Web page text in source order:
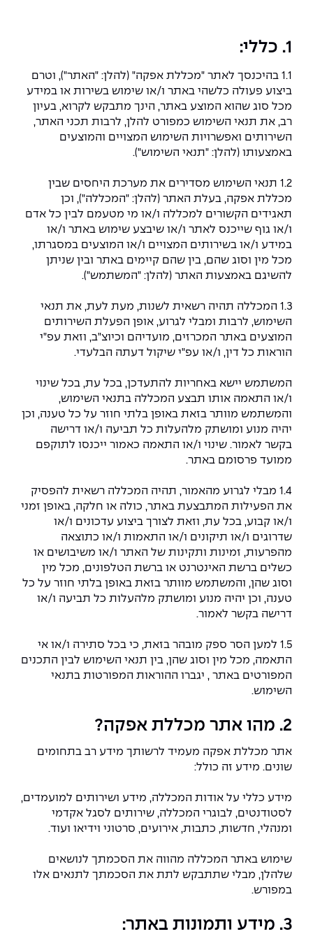
1. כללי:
1.1 בהיכנסך לאתר "מכללת אפקה" (להלן: "האתר"), וטרם
ביצוע פעולה כלשהי באתר ו/או שימוש בשירות או במידע
מכל סוג שהוא המוצע באתר, הינך מתבקש לקרוא, בעיון
רב, את תנאי השימוש כמפורט להלן, לרבות תכני האתר,
השירותים ואפשרויות השימוש המצויים והמוצעים
באמצעותו (להלן: "תנאי השימוש").
1.2 תנאי השימוש מסדירים את מערכת היחסים שבין
מכללת אפקה, בעלת האתר (להלן: "המכללה"), וכן
תאגידים הקשורים למכללה ו/או מי מטעמם לבין כל אדם
ו/או גוף שייכנס לאתר ו/או שיבצע שימוש באתר ו/או
במידע ו/או בשירותים המצויים ו/או המוצעים במסגרתו,
מכל מין וסוג שהם, בין שהם קיימים באתר ובין שניתן
להשיגם באמצעות האתר (להלן: "המשתמש").
1.3 המכללה תהיה רשאית לשנות, מעת לעת, את תנאי
השימוש, לרבות ומבלי לגרוע, אופן הפעלת השירותים
המוצעים באתר המכרזים, מועדיהם וכיוצ"ב, וזאת עפ"י
הוראות כל דין, ו/או עפ"י שיקול דעתה הבלעדי.
המשתמש יישא באחריות להתעדכן, בכל עת, בכל שינוי
ו/או התאמה אותו תבצע המכללה בתנאי השימוש,
והמשתמש מוותר בזאת באופן בלתי חוזר על כל טענה, וכן
יהיה מנוע ומושתק מלהעלות כל תביעה ו/או דרישה
בקשר לאמור. שינוי ו/או התאמה כאמור ייכנסו לתוקפם
ממועד פרסומם באתר.
1.4 מבלי לגרוע מהאמור, תהיה המכללה רשאית להפסיק
את הפעילות המתבצעת באתר, כולה או חלקה, באופן זמני
ו/או קבוע, בכל עת, וזאת לצורך ביצוע עדכונים ו/או
שדרוגים ו/או תיקונים ו/או התאמות ו/או כתוצאה
מהפרעות, זמינות ותקינות של האתר ו/או משיבושים או
כשלים ברשת האינטרנט או ברשת הטלפונים, מכל מין
וסוג שהן, והמשתמש מוותר בזאת באופן בלתי חוזר על כל
טענה, וכן יהיה מנוע ומושתק מלהעלות כל תביעה ו/או
דרישה בקשר לאמור.
1.5 למען הסר ספק מובהר בזאת, כי בכל סתירה ו/או אי
התאמה, מכל מין וסוג שהן, בין תנאי השימוש לבין התכנים
המפורטים באתר , יגברו ההוראות המפורטות בתנאי
השימוש.
2. מהו אתר מכללת אפקה?
אתר מכללת אפקה מעמיד לרשותך מידע רב בתחומים
שונים. מידע זה כולל:
מידע כללי על אודות המכללה, מידע ושירותים למועמדים,
לסטודנטים, לבוגרי המכללה, שירותים לסגל אקדמי
ומנהלי, חדשות, כתבות, אירועים, סרטוני וידיאו ועוד.
שימוש באתר המכללה מהווה את הסכמתך לנושאים
שלהלן, מבלי שתתבקש לתת את הסכמתך לתנאים אלו
במפורש.
3. מידע ותמונות באתר:
נהלים, תקנונים וחקיקה
הוגנות מגדרית
הצהרת נגישות
לוח שנה אקדמי
צור קשר
חדשות אפקה
כתבות
מדברים הנדסה (פודקאסט)
כואבים את לכתם
לעבוד באפקה
משרות פנויות
אזור אישי
כניסה לסגל
תואר שני בהנדסה
הנדסת אנרגיה והספק
הנדסת מערכות
הנדסה רפואית
מערכות תבוניות AI
יחידות לימוד אקדמיות
היחידה למתמטיקה
היחידה לחברה ורוח
היחידה ללימודי חוץ
קורס ניהול לוגיסטיקה ורכש
קורס ניהול מוצר בשילוב AI
קורס דירקטורים
קורס אנרגיה מתחדשת
אווירה נפיצה במתקני חשמל ומכשור
קורס ניהול פרויקטים בשילוב AI
לכל הקורסים
סמסטר ראשון בתיכון
דקאנט הסטודנטים
מרכז קריירה
מעבדות
אגודת הסטודנטים
מעטפת תמיכה למשרתות ולמשרתים
מעטפת חוסן
אופק – מרכזים לפיתוח מיומנויות
מועדוני סטודנטים
מרכז החדשנות והיזמות
היחידה לבינלאומיות
שכר לימוד
מלגות
חנות החדשנות והיזמות
מסלול ישיר לתואר ראשון
מידע למועמד תואר שני
שאלות ותשובות
מלגות ע״ב נתוני קבלה
תנאי קבלה - הנדסה
למה לעשות תואר שני באפקה?
מעטפת תמיכה וחוסן למשרתות
המרכז לאנרגיה מתחדשת ובת קיימא
המרכז למחקר יישומי בעיבוד שפה וקול
המרכז להנדסת חומרים ותהליכים
כנסים
Skills & Tech
כנסי פיתוח הון אנושי לאומי בהנדסה
כנס עיבוד דיבור
מדד הכישורים